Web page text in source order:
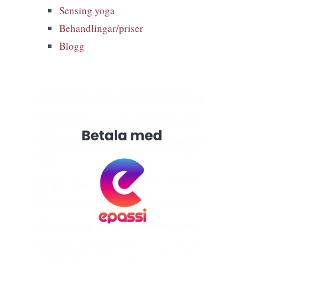
Sensing yoga
Behandlingar/priser
Blogg